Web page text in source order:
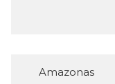
Amazonas